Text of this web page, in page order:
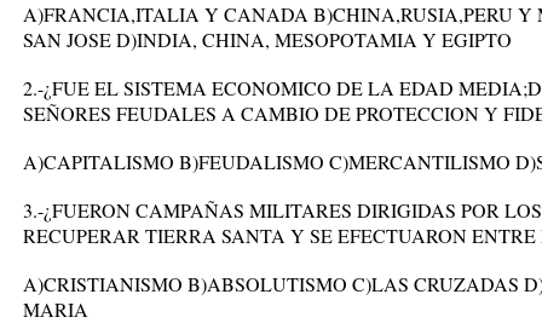
A)FRANCIA,ITALIA Y CANADA B)CHINA,RUSIA,PERU Y
SAN JOSE D)INDIA, CHINA, MESOPOTAMIA Y EGIPTO
2.-¿FUE EL SISTEMA ECONOMICO DE LA EDAD
SEÑORES FEUDALES A CAMBIO DE PROTECCION Y
A)CAPITALISMO B)FEUDALISMO C)MERCANTILISMO
3.-¿FUERON CAMPAÑAS MILITARES DIRIGIDAS POR
RECUPERAR TIERRA SANTA Y SE EFECTUARON ENTRE
A)CRISTIANISMO B)ABSOLUTISMO C)LAS CRUZADAS
MARIA